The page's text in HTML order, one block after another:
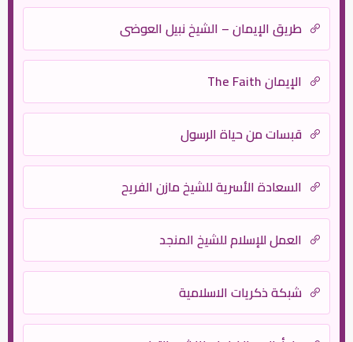
طريق الإيمان – الشيخ نبيل العوضي
الإيمان The Faith
قبسات من حياة الرسول
السعادة الأسرية للشيخ مازن الفريح
العمل للإسلام للشيخ المنجد
شبكة ذكريات الاسلامية